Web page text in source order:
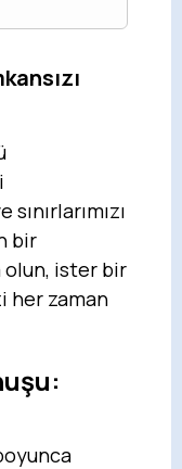
bir
ister bir
her zaman